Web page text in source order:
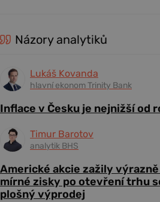
Názory analytiků
Lukáš Kovanda
hlavní ekonom Trinity Bank
Inflace v Česku je nejnižší od
Timur Barotov
analytik BHS
Americké akcie zažily
mírné zisky po otevření trhu
plošný výprodej